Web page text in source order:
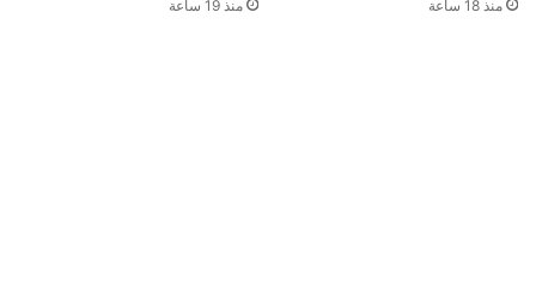
منذ 18 ساعة منذ 19 ساعة